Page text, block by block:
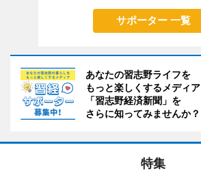
サポーター 一覧
あなたの習志野ライフを
もっと楽しくするメディア
「習志野経済新聞」を
さらに知ってみませんか？
特集